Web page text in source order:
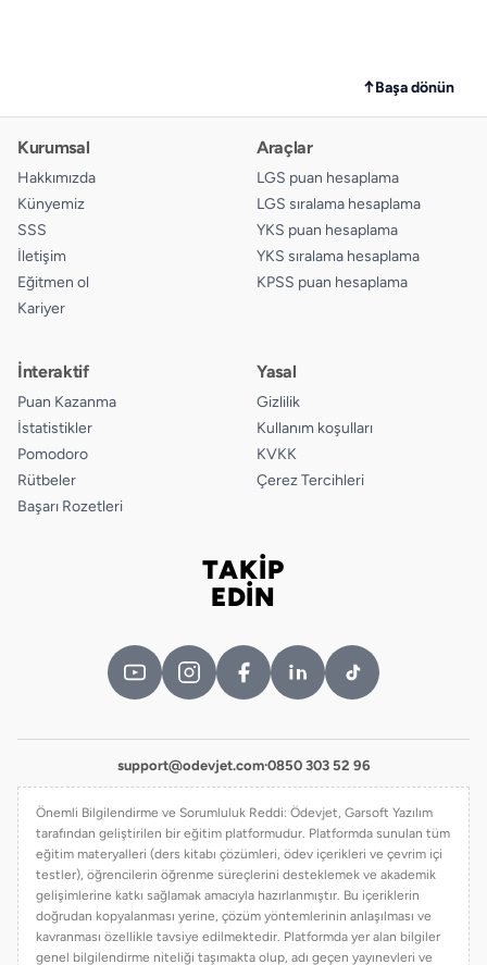
↑Başa dönün
Kurumsal
Hakkımızda
Künyemiz
SSS
İletişim
Eğitmen ol
Kariyer
Araçlar
LGS puan hesaplama
LGS sıralama hesaplama
YKS puan hesaplama
YKS sıralama hesaplama
KPSS puan hesaplama
İnteraktif
Puan Kazanma
İstatistikler
Pomodoro
Rütbeler
Başarı Rozetleri
Yasal
Gizlilik
Kullanım koşulları
KVKK
Çerez Tercihleri
TAKİP
EDİN
support@odevjet.com·0850 303 52 96
Önemli Bilgilendirme ve Sorumluluk Reddi: Ödevjet, Garsoft Yazılım
tarafından geliştirilen bir eğitim platformudur. Platformda sunulan tüm
eğitim materyalleri (ders kitabı çözümleri, ödev içerikleri ve çevrim içi
testler), öğrencilerin öğrenme süreçlerini desteklemek ve akademik
gelişimlerine katkı sağlamak amacıyla hazırlanmıştır. Bu içeriklerin
doğrudan kopyalanması yerine, çözüm yöntemlerinin anlaşılması ve
kavranması özellikle tavsiye edilmektedir. Platformda yer alan bilgiler
genel bilgilendirme niteliği taşımakta olup, adı geçen yayınevleri ve